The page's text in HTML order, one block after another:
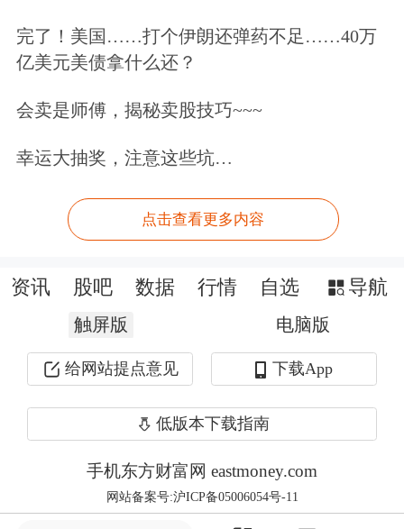
披露媒体为准，东方财富不对因该资料
责任。用户个人对服务的使用承担风
险，东方财富对此不作任何类型的担
完了！美国……打个伊朗还弹药不足……40万
亿美元美债拿什么还？
会卖是师傅，揭秘卖股技巧~~~
幸运大抽奖，注意这些坑…
点击查看更多内容
资讯 股吧 数据 行情 自选 导航
触屏版 电脑版
给网站提点意见 下载App
低版本下载指南
手机东方财富网 eastmoney.com
网站备案号:沪ICP备05006054号-11